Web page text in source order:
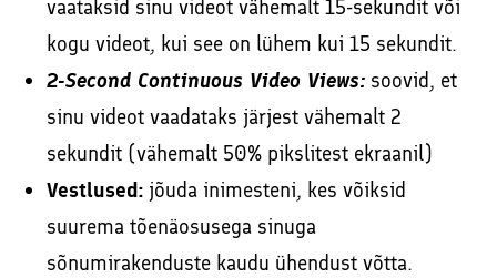
vaataksid sinu videot vähemalt 15-sekundit või
kogu videot, kui see on lühem kui 15 sekundit.
2-Second Continuous Video Views:soovid, et
sinu videot vaadataks järjest vähemalt 2
sekundit (vähemalt 50% pikslitest ekraanil)
Vestlused:jõuda inimesteni, kes võiksid
suurema tõenäosusega sinuga
sõnumirakenduste kaudu ühendust võtta.